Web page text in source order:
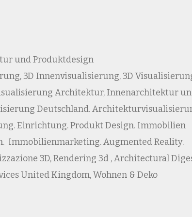
und Produktdesign
3D Innenvisualisierung, 3D
Architektur, Innenarchitektur
Deutschland.
Einrichtung. Produkt Design. Immobilien
Immobilienmarketing. Augmented Reality.
3D, Rendering 3d , Architectural
United Kingdom, Wohnen & Deko